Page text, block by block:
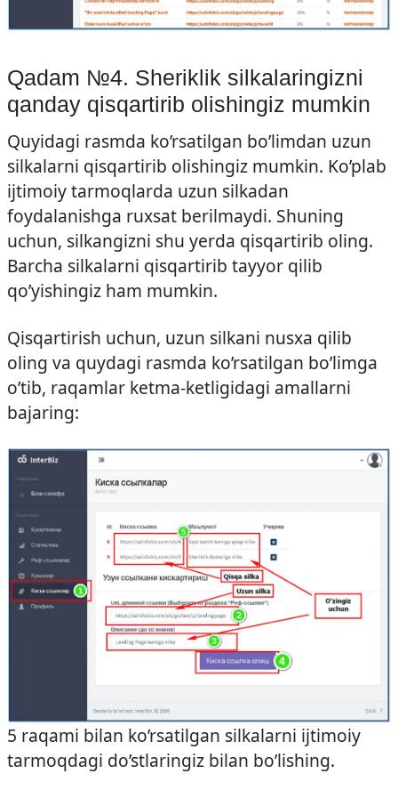
Qadam №4. Sheriklik silkalaringizni
qanday qisqartirib olishingiz mumkin
Quyidagi rasmda ko’rsatilgan bo’limdan uzun
silkalarni qisqartirib olishingiz mumkin. Ko’plab
ijtimoiy tarmoqlarda uzun silkadan
foydalanishga ruxsat berilmaydi. Shuning
uchun, silkangizni shu yerda qisqartirib oling.
Barcha silkalarni qisqartirib tayyor qilib
qo’yishingiz ham mumkin.
Qisqartirish uchun, uzun silkani nusxa qilib
oling va quydagi rasmda ko’rsatilgan bo’limga
o’tib, raqamlar ketma-ketligidagi amallarni
bajaring:
5 raqami bilan ko’rsatilgan silkalarni ijtimoiy
tarmoqdagi do’stlaringiz bilan bo’lishing.